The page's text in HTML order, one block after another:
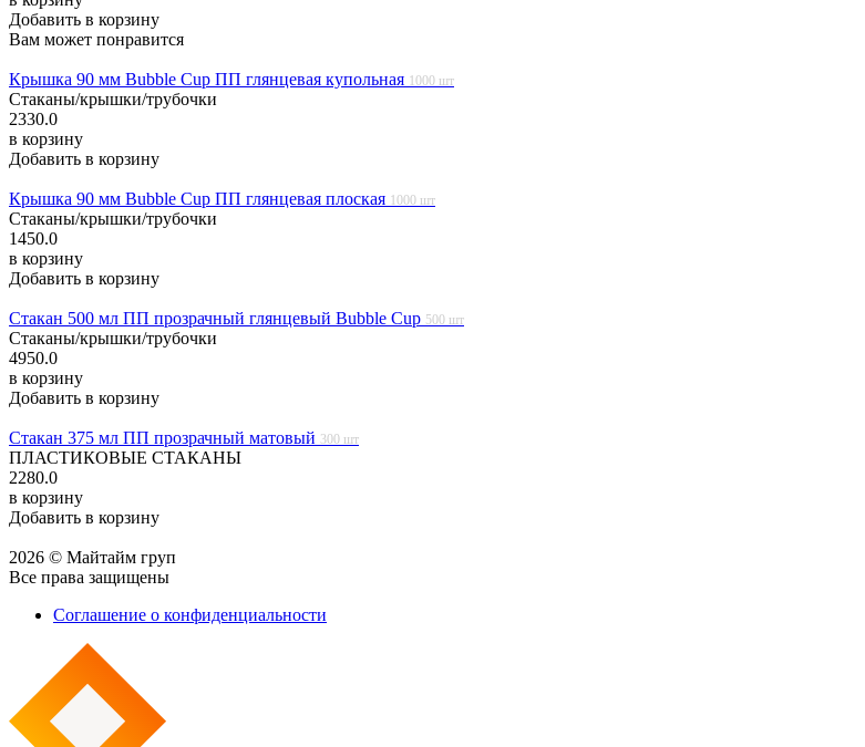
Добавить в корзину
Вам может понравится
Крышка 90 мм Bubble Cup ПП глянцевая купольная 1000 шт
Стаканы/крышки/трубочки
2330.0
в корзину
Добавить в корзину
Крышка 90 мм Bubble Cup ПП глянцевая плоская 1000 шт
Стаканы/крышки/трубочки
1450.0
в корзину
Добавить в корзину
Стакан 500 мл ПП прозрачный глянцевый Bubble Cup 500 шт
Стаканы/крышки/трубочки
4950.0
в корзину
Добавить в корзину
Стакан 375 мл ПП прозрачный матовый 300 шт
ПЛАСТИКОВЫЕ СТАКАНЫ
2280.0
в корзину
Добавить в корзину
2026 © Майтайм груп
Все права защищены
Соглашение о конфиденциальности